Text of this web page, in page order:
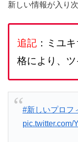
新しい情報が入り
追記 ：ミユ
格により、
#新しいプロフ
pic.twitter.com/